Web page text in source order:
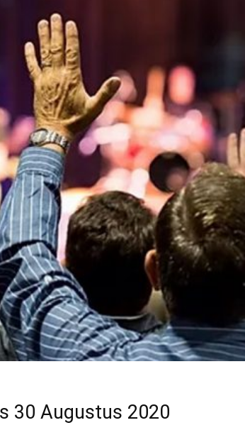
30 Augustus 2020